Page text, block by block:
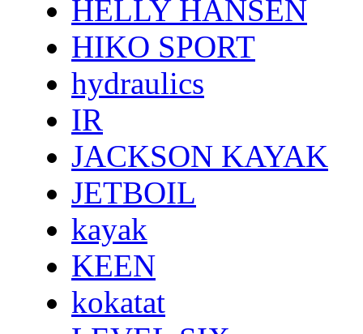
HELLY HANSEN
HIKO SPORT
hydraulics
IR
JACKSON KAYAK
JETBOIL
kayak
KEEN
kokatat